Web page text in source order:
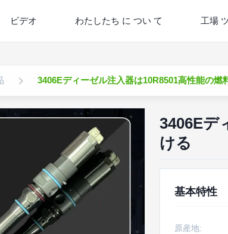
ビデオ わたしたち に つい て 工場
3406Eディーゼル注入器は10R8501高性能の燃
3406Eデ
ける
基本特性
原産地: